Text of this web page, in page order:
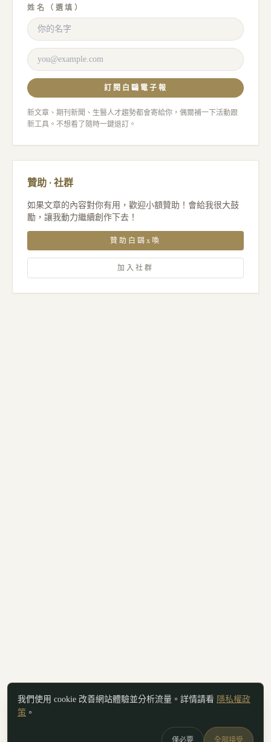
姓名（選填）
訂閱白鷗電子報
新文章、期刊新聞、生醫人才趨勢都會寄給你，偶爾補一下活動跟
新工具。不想看了隨時一鍵退訂。
贊助 · 社群
如果文章的內容對你有用，歡迎小額贊助！會給我很大鼓
勵，讓我動力繼續創作下去！
贊助白鷗x喚
加入社群
我們使用 cookie 改善網站體驗並分析流量。詳情請看 隱私權政
策 。
僅必要 全部接受